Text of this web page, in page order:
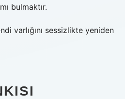
bulmaktır.
varlığını sessizlikte yeniden